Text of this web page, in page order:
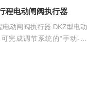
程电动闸阀执行器
动闸阀执行器 DKZ型电动
完成调节系统的“手动-自